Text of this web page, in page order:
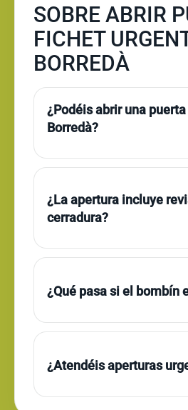
SOBRE ABRIR
FICHET
BORREDÀ
¿Podéis abrir una
Borredà?
¿La apertura incluye
cerradura?
¿Qué pasa si el bombín
¿Atendéis aperturas